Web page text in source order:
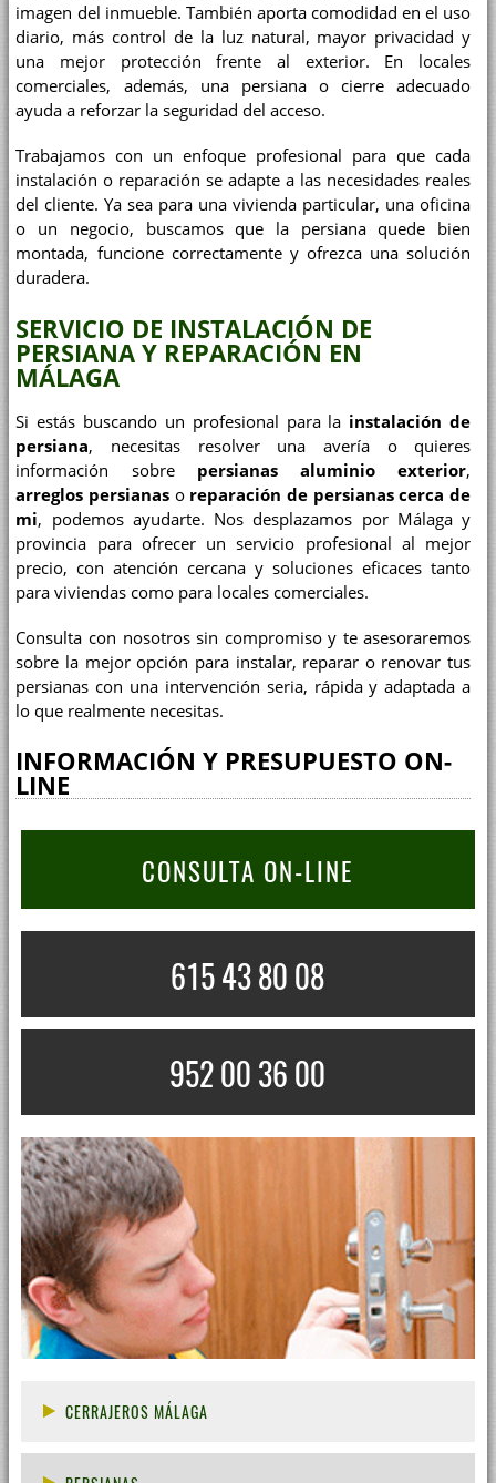
imagen del inmueble. También aporta comodidad en el uso
diario, más control de la luz natural, mayor privacidad y
una mejor protección frente al exterior. En locales
comerciales, además, una persiana o cierre adecuado
ayuda a reforzar la seguridad del acceso.
Trabajamos con un enfoque profesional para que cada
instalación o reparación se adapte a las necesidades reales
del cliente. Ya sea para una vivienda particular, una oficina
o un negocio, buscamos que la persiana quede bien
montada, funcione correctamente y ofrezca una solución
duradera.
SERVICIO DE INSTALACIÓN DE
PERSIANA Y REPARACIÓN EN
MÁLAGA
Si estás buscando un profesional para la instalación de
persiana, necesitas resolver una avería o quieres
información sobre persianas aluminio exterior,
arreglos persianas o reparación de persianas cerca de
mi, podemos ayudarte. Nos desplazamos por Málaga y
provincia para ofrecer un servicio profesional al mejor
precio, con atención cercana y soluciones eficaces tanto
para viviendas como para locales comerciales.
Consulta con nosotros sin compromiso y te asesoraremos
sobre la mejor opción para instalar, reparar o renovar tus
persianas con una intervención seria, rápida y adaptada a
lo que realmente necesitas.
INFORMACIÓN Y PRESUPUESTO ON-
LINE
CONSULTA ON-LINE
615 43 80 08
952 00 36 00
CERRAJEROS MÁLAGA